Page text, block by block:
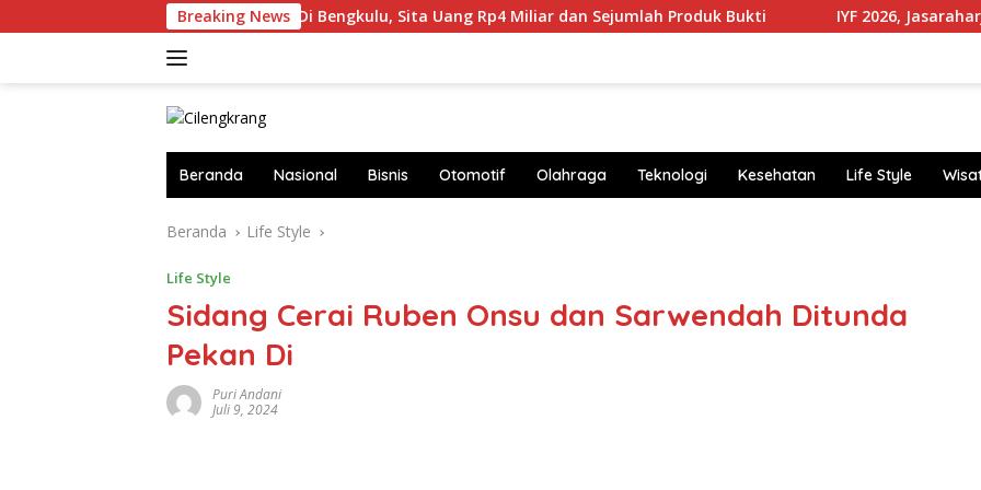
ke
Breaking News
KPK Geledah 3 Lokasi Di Bengkulu, Sita Uang Rp4 Miliar dan Sejumlah Produk Bukti IYF 2026, Jasaraharja Putera
Beranda Nasional Bisnis Otomotif Olahraga Teknologi Kesehatan Life Style
Beranda Life Style
Life Style
Sidang Cerai Ruben Onsu dan Sarwendah Ditunda
Pekan Di
Puri Andani
Juli 9, 2024